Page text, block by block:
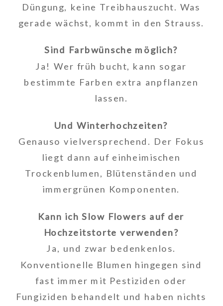
Düngung, keine Treibhauszucht. Was
gerade wächst, kommt in den Strauss.
Sind Farbwünsche möglich?
Ja! Wer früh bucht, kann sogar
bestimmte Farben extra anpflanzen
lassen.
Und Winterhochzeiten?
Genauso vielversprechend. Der Fokus
liegt dann auf einheimischen
Trockenblumen, Blütenständen und
immergrünen Komponenten.
Kann ich Slow Flowers auf der
Hochzeitstorte verwenden?
Ja, und zwar bedenkenlos.
Konventionelle Blumen hingegen sind
fast immer mit Pestiziden oder
Fungiziden behandelt und haben nichts